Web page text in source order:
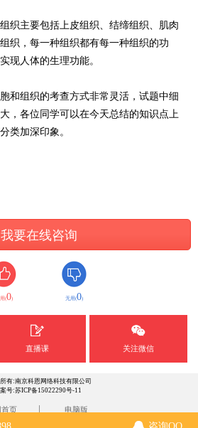
主要包括上皮组织、结缔组织、肌肉
织，每一种组织都有每一种组织的功
现人体的生理功能。
组织的考查方式非常灵活，试题中细
，各位同学可以在今天总结的知识点上
类加深印象。
我要在线咨询
(0) 无用(0)
直播课 关注微信
有:南京科恩网络科技有限公司
号:苏ICP备15022290号-11
首页 电脑版